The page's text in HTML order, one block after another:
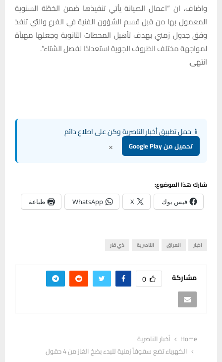
واضاف، ان “اعمال الصيانة يأتي تنفيذها ضمن الخطّة السنوية
المعمول بها من قبل قسم الشؤون الفنية في الفرع والتي تنفذ
وفق جدول زمني بهدف تأهيل المحطات الثانوية وجعلها مهيأة
لمواجهة مختلف الظروف الجوية استعدادًا لفصل الشتاء”.
انتهى.
📱 حمل تطبيق أخبار الناصرية وكن على اطلاع دائم
تحميل من Google Play ×
شارك هذا الموضوع:
فيس بوك X
WhatsApp طباعة
اخبار العراق الناصرية ذي قار
مشاركة 0
Home
أخبار الناصرية
الكهرباء تضع سقوفاً زمنية للبدء بضخ الغاز من 4 حقول